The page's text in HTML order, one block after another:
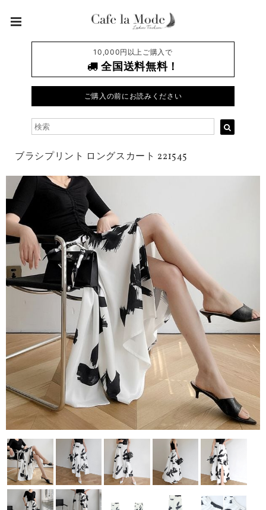
10,000円以上ご購入で
全国送料無料！
ご購入の前にお読みください
ブラシプリント ロングスカート 221545